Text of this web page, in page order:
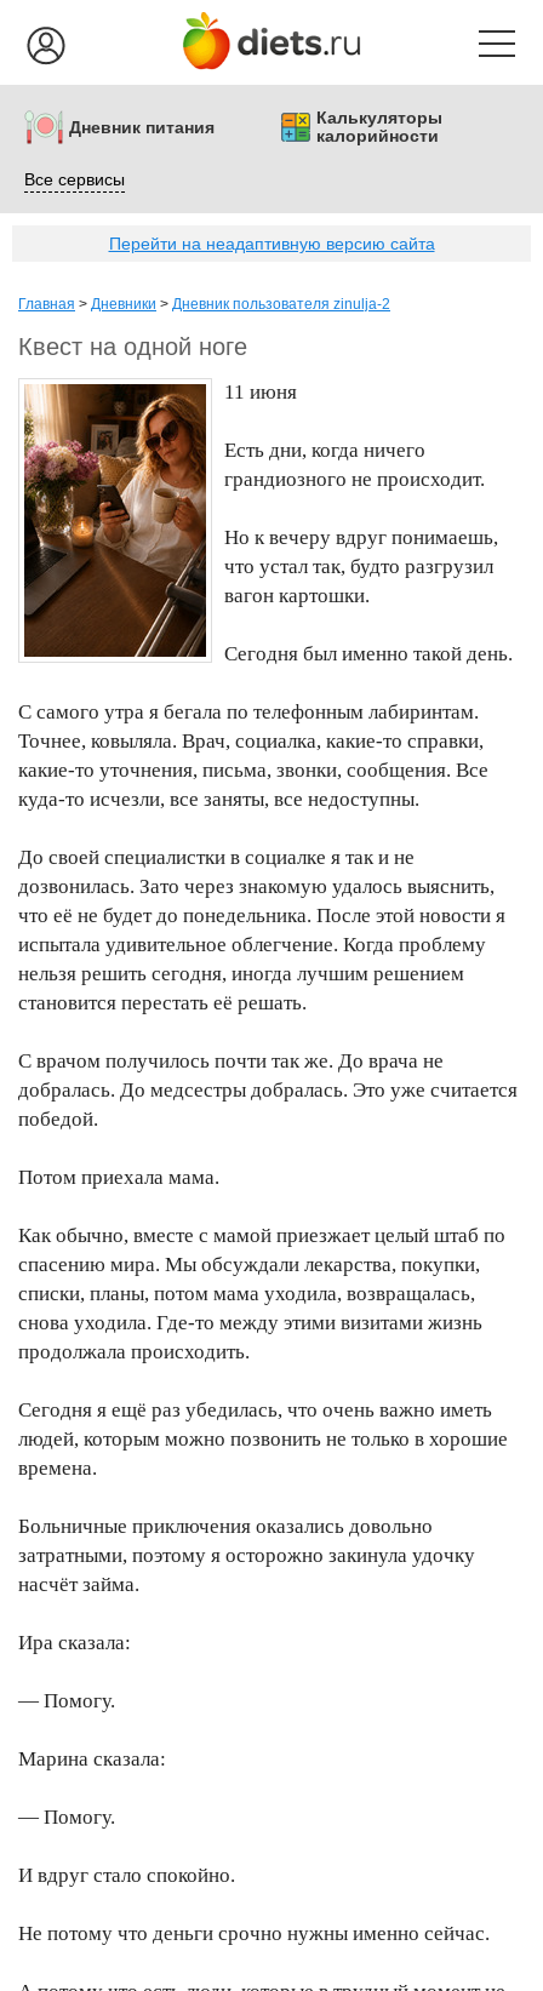
Дневник питания
Калькуляторы
калорийности
Все сервисы
Перейти на неадаптивную версию сайта
Главная > Дневники > Дневник пользователя zinulja-2
Квест на одной ноге
11 июня
Есть дни, когда ничего
грандиозного не происходит.
Но к вечеру вдруг понимаешь,
что устал так, будто разгрузил
вагон картошки.
Сегодня был именно такой день.
С самого утра я бегала по телефонным лабиринтам.
Точнее, ковыляла. Врач, социалка, какие-то справки,
какие-то уточнения, письма, звонки, сообщения. Все
куда-то исчезли, все заняты, все недоступны.
До своей специалистки в социалке я так и не
дозвонилась. Зато через знакомую удалось выяснить,
что её не будет до понедельника. После этой новости я
испытала удивительное облегчение. Когда проблему
нельзя решить сегодня, иногда лучшим решением
становится перестать её решать.
С врачом получилось почти так же. До врача не
добралась. До медсестры добралась. Это уже считается
победой.
Потом приехала мама.
Как обычно, вместе с мамой приезжает целый штаб по
спасению мира. Мы обсуждали лекарства, покупки,
списки, планы, потом мама уходила, возвращалась,
снова уходила. Где-то между этими визитами жизнь
продолжала происходить.
Сегодня я ещё раз убедилась, что очень важно иметь
людей, которым можно позвонить не только в хорошие
времена.
Больничные приключения оказались довольно
затратными, поэтому я осторожно закинула удочку
насчёт займа.
Ира сказала:
— Помогу.
Марина сказала:
— Помогу.
И вдруг стало спокойно.
Не потому что деньги срочно нужны именно сейчас.